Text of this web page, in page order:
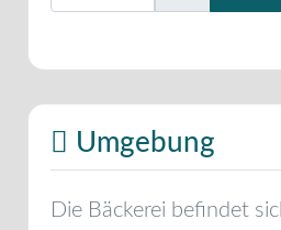
Umgebung
Die Bäckerei befindet